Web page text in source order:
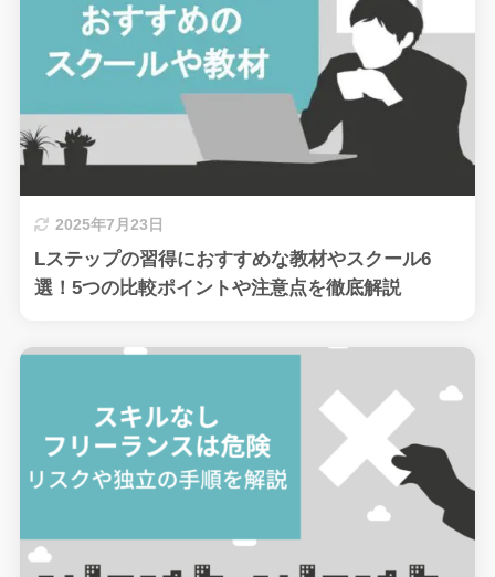
2025年7月23日
Lステップの習得におすすめな教材やスクール6
選！5つの比較ポイントや注意点を徹底解説